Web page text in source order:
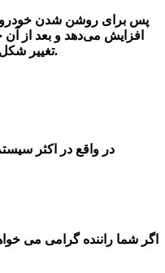
پس برای روشن شدن خودرو
افزایش می‌دهد و بعد از آن
تغییر شکلمی‌کنند.
اگرشما راننده گرامی می